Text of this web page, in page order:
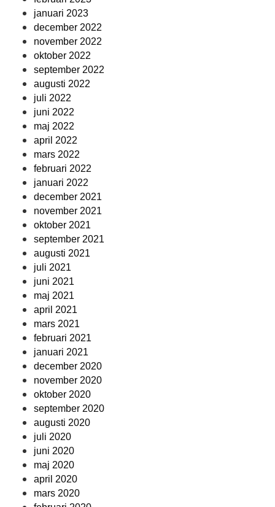
januari 2023
december 2022
november 2022
oktober 2022
september 2022
augusti 2022
juli 2022
juni 2022
maj 2022
april 2022
mars 2022
februari 2022
januari 2022
december 2021
november 2021
oktober 2021
september 2021
augusti 2021
juli 2021
juni 2021
maj 2021
april 2021
mars 2021
februari 2021
januari 2021
december 2020
november 2020
oktober 2020
september 2020
augusti 2020
juli 2020
juni 2020
maj 2020
april 2020
mars 2020